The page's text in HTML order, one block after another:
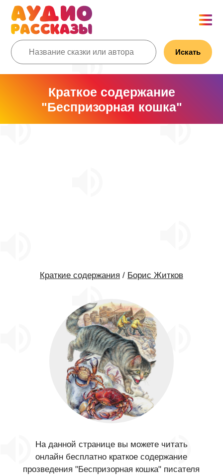
Искать
Краткое содержание
"Беспризорная кошка"
Краткие содержания / Борис Житков
На данной странице вы можете читать
онлайн бесплатно краткое содержание
прозведения "Беспризорная кошка" писателя